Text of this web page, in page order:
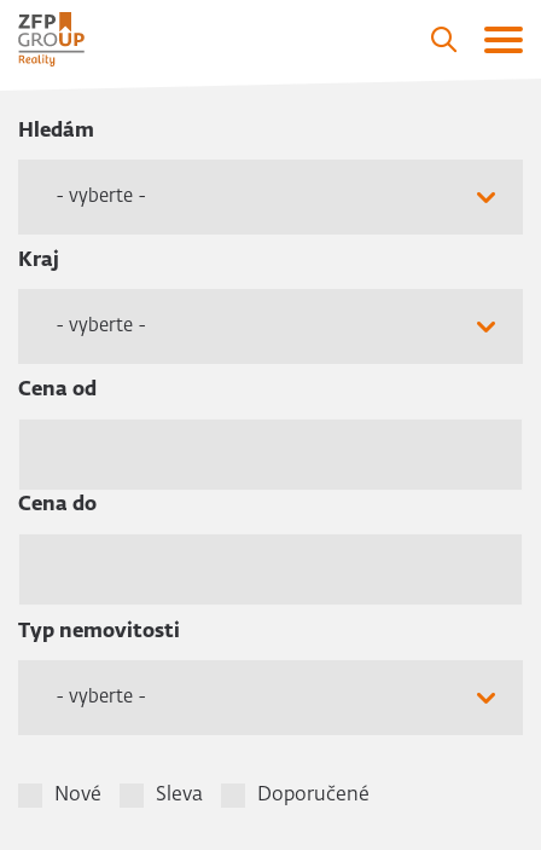
Hledám
- vyberte -
Kraj
- vyberte -
Cena od
Cena do
Typ nemovitosti
- vyberte -
Nové Sleva Doporučené